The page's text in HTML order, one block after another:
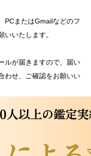
PCまたはGmailなどのフ
いいたします。
ルが届きますので、届い
わせ、ご確認をお願いい